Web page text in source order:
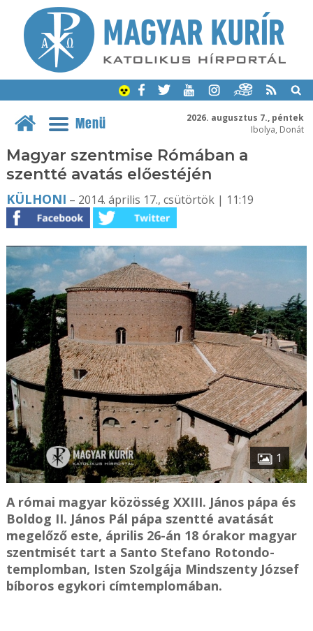
2026. augusztus 7., péntek
Ibolya, Donát
Menü
Magyar szentmise Rómában a
szentté avatás előestéjén
KÜLHONI – 2014. április 17., csütörtök | 11:19
1
A római magyar közösség XXIII. János pápa és
Boldog II. János Pál pápa szentté avatását
megelőző este, április 26-án 18 órakor magyar
szentmisét tart a Santo Stefano Rotondo-
templomban, Isten Szolgája Mindszenty József
bíboros egykori címtemplomában.